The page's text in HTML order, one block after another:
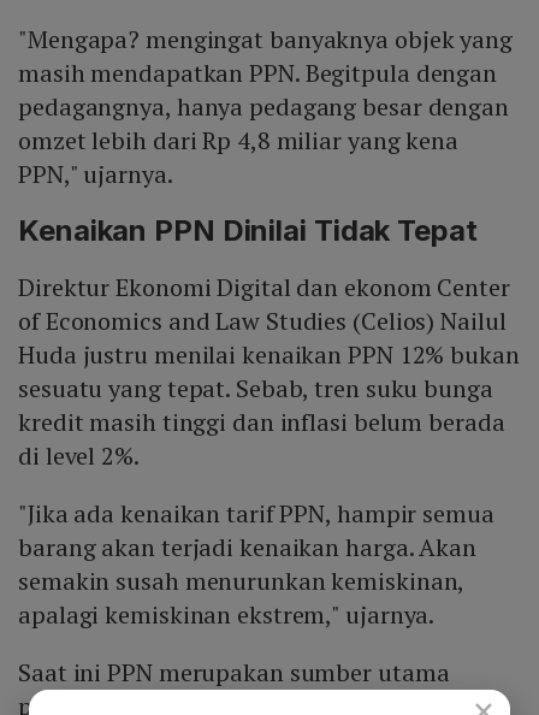
"Mengapa? mengingat banyaknya objek yang
masih mendapatkan PPN. Begitpula dengan
pedagangnya, hanya pedagang besar dengan
omzet lebih dari Rp 4,8 miliar yang kena
PPN," ujarnya.
Kenaikan PPN Dinilai Tidak Tepat
Direktur Ekonomi Digital dan ekonom Center
of Economics and Law Studies (Celios) Nailul
Huda justru menilai kenaikan PPN 12% bukan
sesuatu yang tepat. Sebab, tren suku bunga
kredit masih tinggi dan inflasi belum berada
di level 2%.
"Jika ada kenaikan tarif PPN, hampir semua
barang akan terjadi kenaikan harga. Akan
semakin susah menurunkan kemiskinan,
apalagi kemiskinan ekstrem," ujarnya.
Saat ini PPN merupakan sumber utama
penerimaan pajak negara. Menurut Nailul,